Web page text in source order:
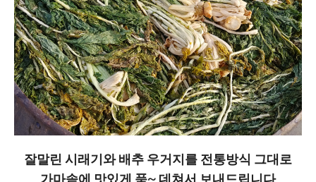
잘말린 시래기와 배추 우거지를 전통방식 그대로
가마솥에 맛있게 푹~ 데쳐서 보내드립니다